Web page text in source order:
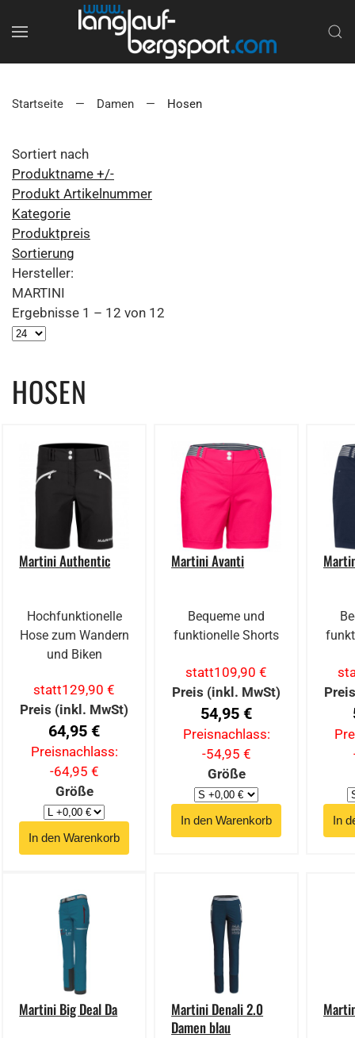
Startseite Damen Hosen
Sortiert nach
Produktname +/-
Produkt Artikelnummer
Kategorie
Produktpreis
Sortierung
Hersteller:
MARTINI
Ergebnisse 1 – 12 von 12
HOSEN
Martini Authentic
Hochfunktionelle
Hose zum Wandern
und Biken
statt129,90 €
Preis (inkl. MwSt)
64,95 €
Preisnachlass:
-64,95 €
Größe
Martini Avanti
Bequeme und
funktionelle Shorts
statt109,90 €
Preis (inkl. MwSt)
54,95 €
Preisnachlass:
-54,95 €
Größe
Martini Big Deal Da
Martini Denali 2.0
Damen blau